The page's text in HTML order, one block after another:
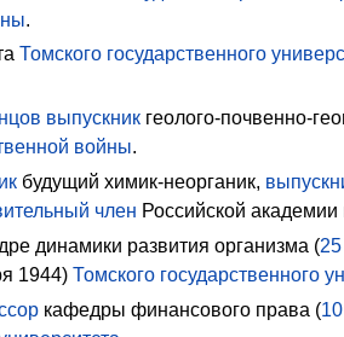
.
Томского государственного
выпускникгеолого-почвенно-
войны.
будущий химик-неорганик,
член Российской академии
динамики развития организма (25
1944) Томского государственного
кафедры финансового права (10